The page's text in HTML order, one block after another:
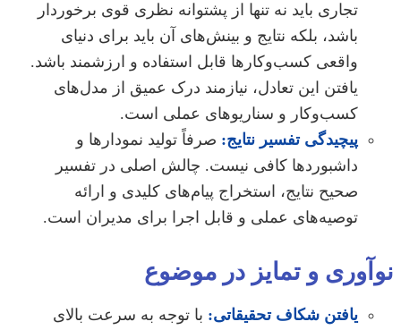
تجاری باید نه تنها از پشتوانه نظری قوی برخوردار
باشد، بلکه نتایج و بینش‌های آن باید برای دنیای
واقعی کسب‌وکارها قابل استفاده و ارزشمند باشد.
یافتن این تعادل، نیازمند درک عمیق از مدل‌های
کسب‌وکار و سناریوهای عملی است.
پیچیدگی تفسیر نتایج:صرفاً تولید نمودارها و
داشبوردها کافی نیست. چالش اصلی در تفسیر
صحیح نتایج، استخراج پیام‌های کلیدی و ارائه
توصیه‌های عملی و قابل اجرا برای مدیران است.
و تمایز در موضوع
یافتن شکاف تحقیقاتی:با توجه به سرعت بالای